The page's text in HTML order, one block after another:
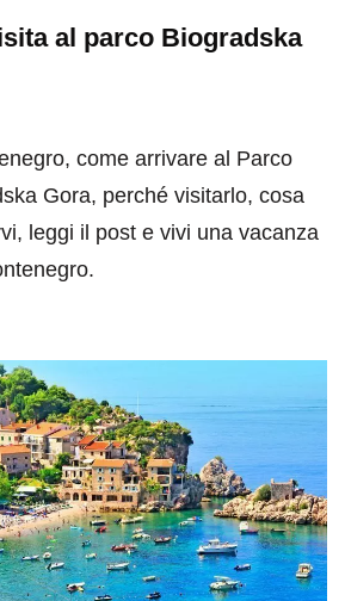
al parco Biogradska
come arrivare al Parco
Gora, perché visitarlo, cosa
leggi il post e vivi una vacanza